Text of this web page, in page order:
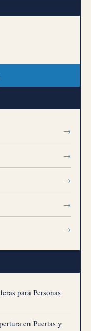
→
→
→
→
→
para Personas
en Puertas y